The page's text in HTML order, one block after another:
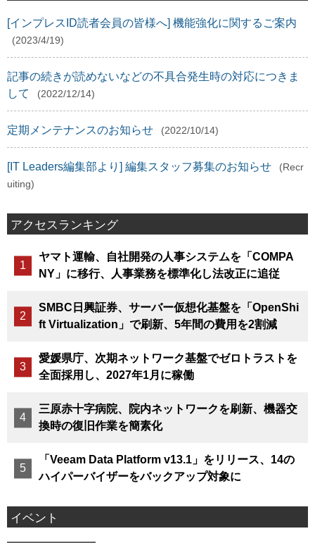
[インプレスID読者会員の皆様へ] 機能強化に関するご案内
(2023/4/19)
記事の続きが読めないなどの不具合発生時の対応につきま
して
(2022/12/14)
定期メンテナンスのお知らせ (2022/10/14)
[IT Leaders編集部より] 編集スタッフ募集のお知らせ
(Recr
uiting)
アクセスランキング
ヤマト運輸、自社開発の人事システムを「COMPA
NY」に移行、人事業務を標準化し法改正に追従
SMBC日興証券、サーバー仮想化基盤を「OpenShi
ft Virtualization」で刷新、5年間の費用を2割減
愛媛県庁、次期ネットワーク基盤でゼロトラストを
全面採用し、2027年1月に稼働
三原赤十字病院、院内ネットワークを刷新、機器交
換時の復旧作業を簡素化
「Veeam Data Platform v13.1」をリリース、14の
ハイパーバイザーをバックアップ対象に
イベント